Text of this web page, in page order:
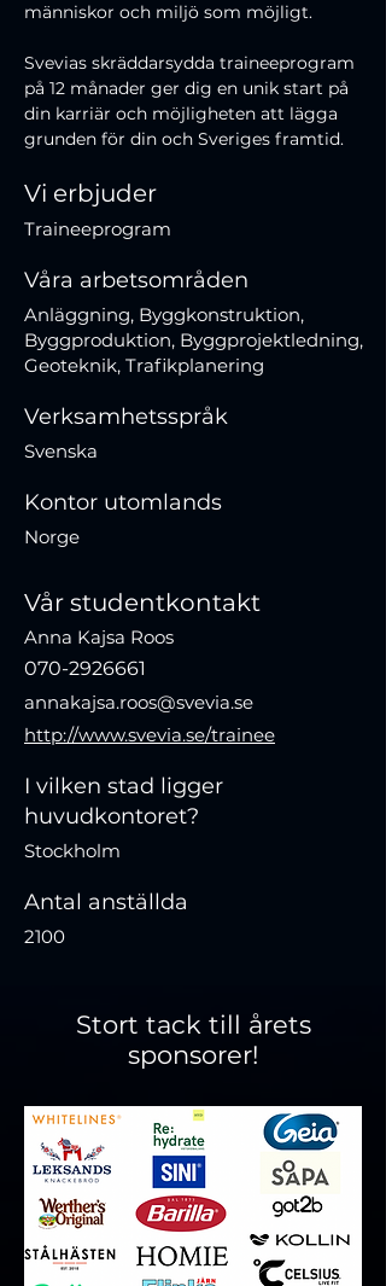
människor och miljö som möjligt.
Svevias skräddarsydda traineeprogram
på 12 månader ger dig en unik start på
din karriär och möjligheten att lägga
grunden för din och Sveriges framtid.
Vi erbjuder
Traineeprogram
Våra arbetsområden
Anläggning, Byggkonstruktion,
Byggproduktion, Byggprojektledning,
Geoteknik, Trafikplanering
Verksamhetsspråk
Svenska
Kontor utomlands
Norge
Vår studentkontakt
Anna Kajsa Roos
070-2926661
annakajsa.roos@svevia.se
http://www.svevia.se/trainee
I vilken stad ligger
huvudkontoret?
Stockholm
Antal anställda
2100
Stort tack till årets
sponsorer!